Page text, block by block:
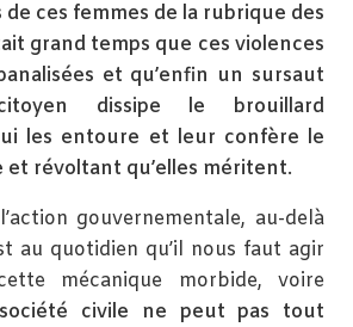
de ces femmes de la rubrique des
grand temps que ces violences
et qu’enfin un sursaut
dissipe le brouillard
les entoure et leur confère le
et révoltant qu’elles méritent.
gouvernementale, au-delà
au quotidien qu’il nous faut agir
mécanique morbide, voire
civile ne peut pas tout